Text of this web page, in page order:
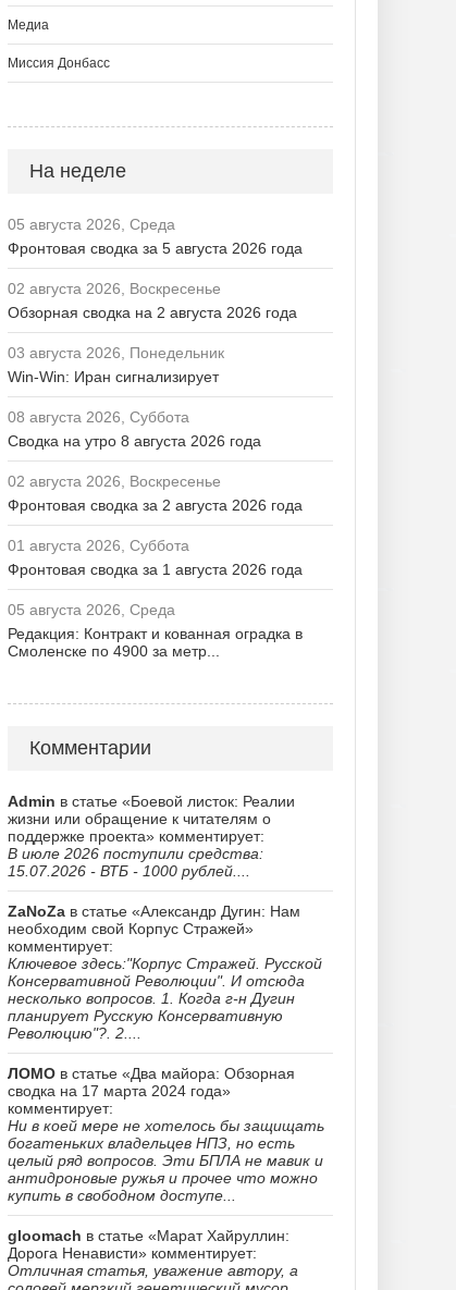
Медиа
Миссия Донбасс
На неделе
05 августа 2026, Среда
Фронтовая сводка за 5 августа 2026 года
02 августа 2026, Воскресенье
Обзорная сводка на 2 августа 2026 года
03 августа 2026, Понедельник
Win-Win: Иран сигнализирует
08 августа 2026, Суббота
Сводка на утро 8 августа 2026 года
02 августа 2026, Воскресенье
Фронтовая сводка за 2 августа 2026 года
01 августа 2026, Суббота
Фронтовая сводка за 1 августа 2026 года
05 августа 2026, Среда
Редакция: Контракт и кованная оградка в
Смоленске по 4900 за метр...
Комментарии
Admin в статье «Боевой листок: Реалии
жизни или обращение к читателям о
поддержке проекта» комментирует:
В июле 2026 поступили средства:
15.07.2026 - ВТБ - 1000 рублей....
ZaNoZa в статье «Александр Дугин: Нам
необходим свой Корпус Стражей»
комментирует:
Ключевое здесь:"Корпус Стражей. Русской
Консервативной Революции". И отсюда
несколько вопросов. 1. Когда г-н Дугин
планирует Русскую Консервативную
Революцию"?. 2....
ЛОМО в статье «Два майора: Обзорная
сводка на 17 марта 2024 года»
комментирует:
Ни в коей мере не хотелось бы защищать
богатеньких владельцев НПЗ, но есть
целый ряд вопросов. Эти БПЛА не мавик и
антидроновые ружья и прочее что можно
купить в свободном доступе...
gloomach в статье «Марат Хайруллин:
Дорога Ненависти» комментирует:
Отличная статья, уважение автору, а